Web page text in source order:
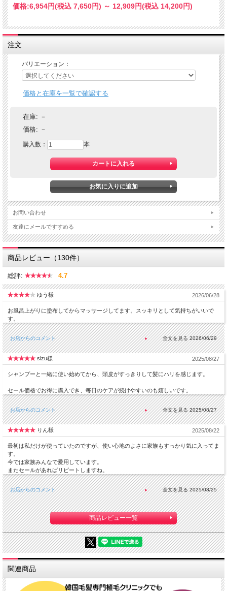
当店では引き続き高品質な製品とより良いサービスを提供できるよう努めて参りま
薄毛や抜け毛など
髪のボリューム不足と
頭皮の悩みに！
フィトペシア ヘアブースティングシャ
ンプーとの併用で
育毛効果を更に高めます！
★ヘアトニックですが男性整髪料のようなきつい
匂いではなく
女性でも安心してお使い頂ける爽やかで穏やかな
ミントの微香性
★P1P(脱毛の予防と治療また育毛用助成. 特許登
録物質/特許第10-1003532）と
MGF(成長因子)、ビオチン等10種の有効成分で 頭
皮内細胞の損傷を迅速に回復させます
★ナノリポゾーム技術の強力な浸透力で有効成分
を毛根の深くまで効果的に伝達
★毛根細胞の活性化を早く高く引き上げます
★ストレスによる頭皮内の細胞死滅を抑制します
価格:6,954円(税込 7,650円) ～ 12,909円(税込 14,200円)
注文
バリエーション：
価格と在庫を一覧で確認する
在庫: －
価格: －
購入数： 本
お問い合わせ
友達にメールですすめる
商品レビュー（130件）
総評: 4.7
ゆう様 2026/06/28
お風呂上がりに塗布してからマッサージしてます。スッキリとして気持ちがいいで
す。
お店からのコメント 2026/06/29
sizu様 2025/08/27
シャンプーと一緒に使い始めてから、頭皮がすっきりして髪にハリを感じます。
セール価格でお得に購入でき、毎日のケアが続けやすいのも嬉しいです。
お店からのコメント 2025/08/27
りん様 2025/08/22
最初は私だけが使っていたのですが、使い心地のよさに家族もすっかり気に入ってま
す。
今では家族みんなで愛用しています。
またセールがあればリピートしますね。
お店からのコメント 2025/08/25
商品レビュー一覧
関連商品